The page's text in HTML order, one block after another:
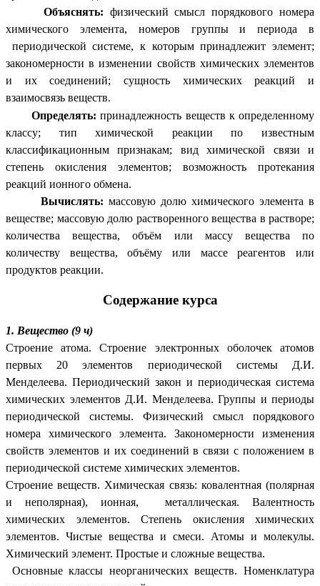
Объяснять: физический смысл порядкового номера
химического элемента, номеров группы и периода в
периодической системе, к которым принадлежит элемент;
закономерности в изменении свойств химических элементов
и их соединений; сущность химических реакций и
взаимосвязь веществ.
Определять:принадлежность веществ к определенному
классу; тип химической реакции по известным
классификационным признакам; вид химической связи и
степень окисления элементов; возможность протекания
реакций ионного обмена.
Вычислять: массовую долю химического элемента в
веществе; массовую долю растворенного вещества в растворе;
количества вещества, объём или массу вещества по
количеству вещества, объёму или массе реагентов или
продуктов реакции.
Содержание курса
1. Вещество (9 ч)
Строение атома. Строение электронных оболочек атомов
первых 20 элементов периодической системы Д.И.
Менделеева. Периодический закон и периодическая система
химических элементов Д.И. Менделеева. Группы и периоды
периодической системы. Физический смысл порядкового
номера химического элемента. Закономерности изменения
свойств элементов и их соединений в связи с положением в
периодической системе химических элементов.
Строение веществ. Химическая связь: ковалентная (полярная
и неполярная), ионная, металлическая. Валентность
химических элементов. Степень окисления химических
элементов. Чистые вещества и смеси. Атомы и молекулы.
Химический элемент. Простые и сложные вещества.
Основные классы неорганических веществ. Номенклатура